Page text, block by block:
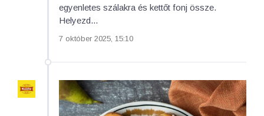
egyenletes szálakra és kettőt fonj össze.
Helyezd...
7 október 2025, 15:10